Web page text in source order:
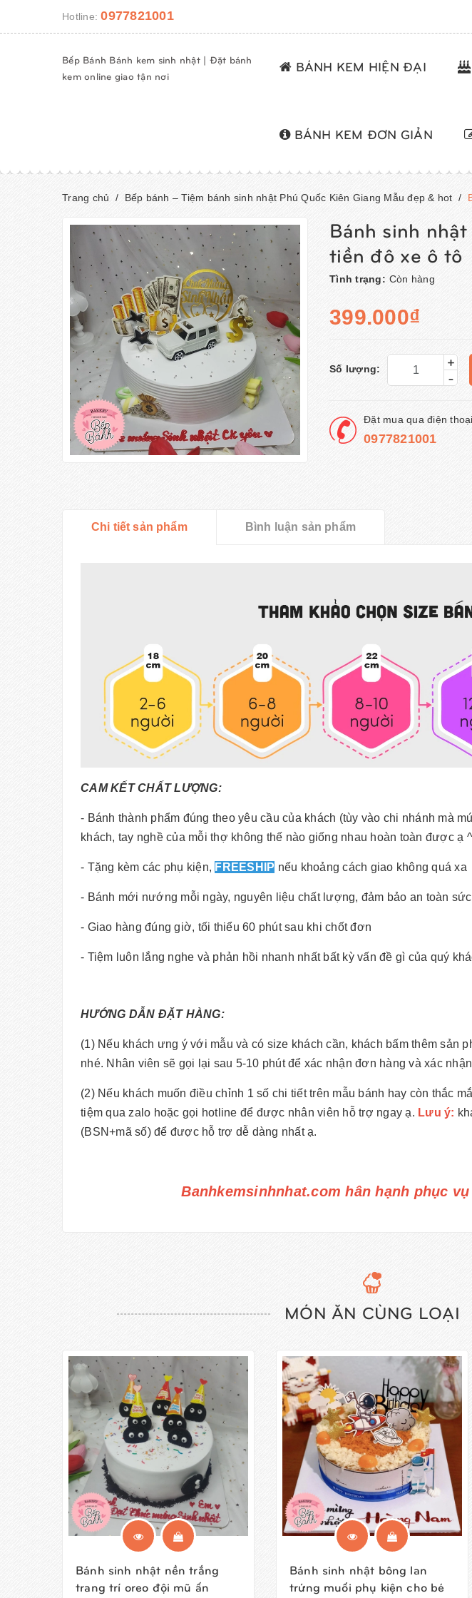
Hotline:0977821001
Bếp Bánh Bánh kem sinh nhật | Đặt bánh
kem online giao tận nơi
BÁNH KEM HIỆN ĐẠI
BÁNH KEM ĐƠN GIẢN
Trang chủ / Bếp bánh – Tiệm bánh sinh nhật Phú Quốc Kiên Giang Mẫu đẹp & hot /
Bánh sinh
tiền đô xe ô tô
Tình trạng: Còn hàng
399.000₫
Số lượng:
+
-
Đặt mua qua điện
0977821001
Chi tiết sản phẩm Bình luận sản phẩm
CAM KẾT CHẤT LƯỢNG:
- Bánh thành phẩm đúng theo yêu cầu của khách (tùy vào chi nhánh mà
khách, tay nghề của mỗi thợ không thế nào giống nhau hoàn toàn được ạ
- Tặng kèm các phụ kiện, FREESHIP nếu khoảng cách giao không quá xa
- Bánh mới nướng mỗi ngày, nguyên liệu chất lượng, đảm bảo an toàn
- Giao hàng đúng giờ, tối thiểu 60 phút sau khi chốt đơn
- Tiệm luôn lắng nghe và phản hồi nhanh nhất bất kỳ vấn đề gì của quý
HƯỚNG DẪN ĐẶT HÀNG:
(1) Nếu khách ưng ý với mẫu và có size khách cần, khách bấm thêm sản
nhé. Nhân viên sẽ gọi lại sau 5-10 phút để xác nhận đơn hàng và xác
(2) Nếu khách muốn điều chỉnh 1 số chi tiết trên mẫu bánh hay còn thắc
tiệm qua zalo hoặc gọi hotline để được nhân viên hỗ trợ ngay ạ. Lưu ý:
(BSN+mã số) để được hỗ trợ dễ dàng nhất ạ.
Banhkemsinhnhat.com hân hạnh phục
MÓN ĂN CÙNG LOẠI
Bánh sinh nhật nền trắng
trang trí oreo đội mũ ấn
Bánh sinh nhật bông lan
trứng muối phụ kiện cho bé